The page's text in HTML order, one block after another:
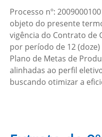
Processo nº:
objeto do presente
vigência do Contrato de
por período de 12
Plano de Metas de
alinhadas ao perfil
buscando otimizar a